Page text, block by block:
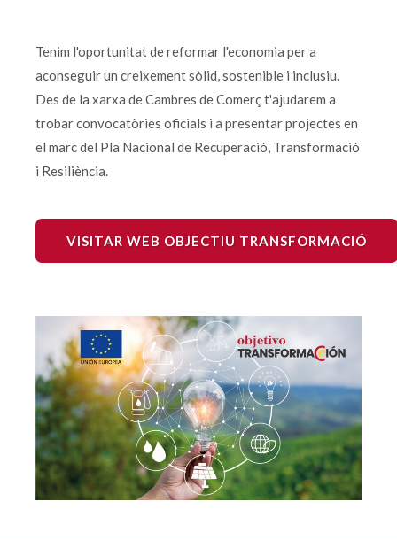
Tenim l'oportunitat de reformar l'economia per a
aconseguir un creixement sòlid, sostenible i inclusiu.
Des de la xarxa de Cambres de Comerç t'ajudarem a
trobar convocatòries oficials i a presentar projectes en
el marc del Pla Nacional de Recuperació, Transformació
i Resiliència.
VISITAR WEB OBJECTIU TRANSFORMACIÓ